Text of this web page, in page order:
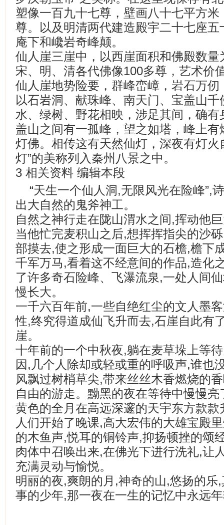
塑像一百九十七尊，壁画八十七平方
尊。以及明清两代建造殿宇二十七座
庵下和巉岩奇峰颠。
仙人崖三崖中，以西崖面积和佛殿数
宋、明、清各代佛像100多尊，艺术价
仙人崖地势险要，群峰峦嶂，岩石万
以石岩洞、献珠峰、南天门、宝盖山
水、绿树、野花相映，涉足其间，确
盖山之间有一孤峰，望之如塔，峰上
灯佛。相传这有天然仙灯，深夜有灯火
灯”的美称列入秦州八景之中。
3 相关资料 编辑本段
“天生一个仙人洞,无限风光在险峰”,
出大自然的鬼斧神工。
自然之神行走在陇山渭水之间,挥动他
当他忙完麦积山之后,想挥挥指尖的沙
部摸去,使之形成一面巨大的石檐,檐下
千军万马,看着这不经意间的作品,造化
了许多奇石险峰、飞瀑流泉,一处人间
慢长大。
一千六百年前,一些自绝红尘的文人墨
性,终究得道成仙飞升而去,石崖自此
崖。
十年前的一个中秋夜,躺在麦草垛上等
因,几个人除却或轻或重的呼吸声,谁也
风飘过树梢草尖,带来丝丝木香燃烧的
自由的游走。黝黑的夜在等待中慢慢
黄色的全月在高远深邃的天宇东方款
人们开始了晚课,高大宏伟的大雄宝殿
的木鱼声,悦耳的铜铃声,抑扬顿挫的颂
肉体中召唤出来,在佛光下进行洗礼,让
充满灵动与愉悦。
明丽的夜,爽朗的月,神奇的山,悠扬的乐
事的少年,那一夜在一生的记忆中永远